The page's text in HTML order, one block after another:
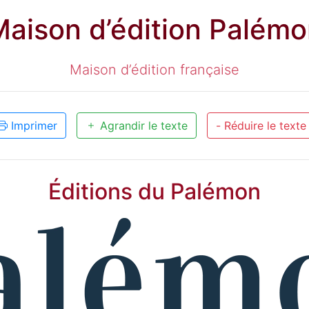
d’édition
Maison d’édition française
Imprimer Agrandir le texte - Réduire le texte
Éditions du Palémon